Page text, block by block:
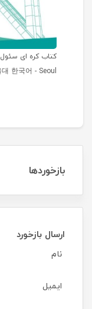
کتاب کره ای
한국어 - Seoul
بازخوردها
ارسال بازخورد
نام
ایمیل